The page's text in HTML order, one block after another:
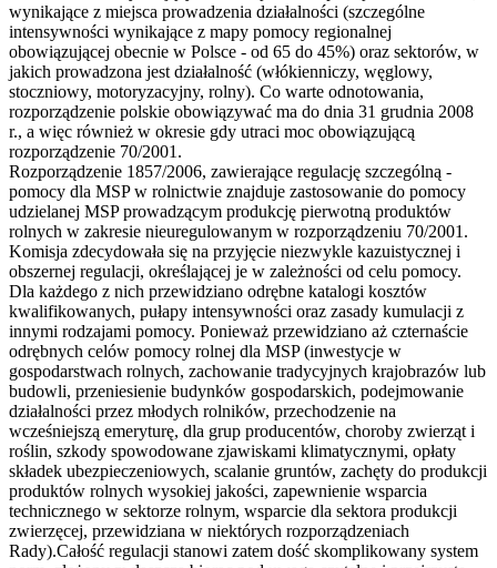
wynikające z miejsca prowadzenia działalności (szczególne
intensywności wynikające z mapy pomocy regionalnej
obowiązującej obecnie w Polsce - od 65 do 45%) oraz sektorów, w
jakich prowadzona jest działalność (włókienniczy, węglowy,
stoczniowy, motoryzacyjny, rolny). Co warte odnotowania,
rozporządzenie polskie obowiązywać ma do dnia 31 grudnia 2008
r., a więc również w okresie gdy utraci moc obowiązującą
rozporządzenie 70/2001.
Rozporządzenie 1857/2006, zawierające regulację szczególną -
pomocy dla MSP w rolnictwie znajduje zastosowanie do pomocy
udzielanej MSP prowadzącym produkcję pierwotną produktów
rolnych w zakresie nieuregulowanym w rozporządzeniu 70/2001.
Komisja zdecydowała się na przyjęcie niezwykle kazuistycznej i
obszernej regulacji, określającej je w zależności od celu pomocy.
Dla każdego z nich przewidziano odrębne katalogi kosztów
kwalifikowanych, pułapy intensywności oraz zasady kumulacji z
innymi rodzajami pomocy. Ponieważ przewidziano aż czternaście
odrębnych celów pomocy rolnej dla MSP (inwestycje w
gospodarstwach rolnych, zachowanie tradycyjnych krajobrazów lub
budowli, przeniesienie budynków gospodarskich, podejmowanie
działalności przez młodych rolników, przechodzenie na
wcześniejszą emeryturę, dla grup producentów, choroby zwierząt i
roślin, szkody spowodowane zjawiskami klimatycznymi, opłaty
składek ubezpieczeniowych, scalanie gruntów, zachęty do produkcji
produktów rolnych wysokiej jakości, zapewnienie wsparcia
technicznego w sektorze rolnym, wsparcie dla sektora produkcji
zwierzęcej, przewidziana w niektórych rozporządzeniach
Rady).Całość regulacji stanowi zatem dość skomplikowany system